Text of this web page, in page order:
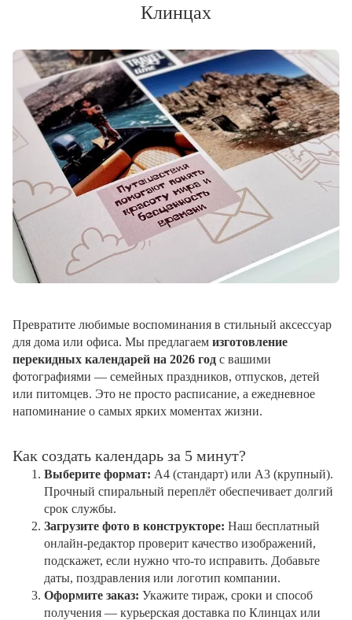
Клинцах
Превратите любимые воспоминания в стильный аксессуар
для дома или офиса. Мы предлагаем изготовление
перекидных календарей на 2026 год с вашими
фотографиями — семейных праздников, отпусков, детей
или питомцев. Это не просто расписание, а ежедневное
напоминание о самых ярких моментах жизни.
Как создать календарь за 5 минут?
Выберите формат: А4 (стандарт) или А3 (крупный).
Прочный спиральный переплёт обеспечивает долгий
срок службы.
Загрузите фото в конструкторе: Наш бесплатный
онлайн-редактор проверит качество изображений,
подскажет, если нужно что-то исправить. Добавьте
даты, поздравления или логотип компании.
Оформите заказ: Укажите тираж, сроки и способ
получения — курьерская доставка по Клинцах или